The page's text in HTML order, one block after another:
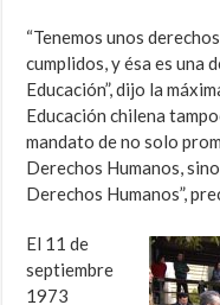
“Tenemos unos
cumplidos, y ésa es una
Educación”, dijo la
Educación chilena
mandato de no solo
Derechos Humanos,
Derechos Humanos”,
El 11 de
septiembre
1973